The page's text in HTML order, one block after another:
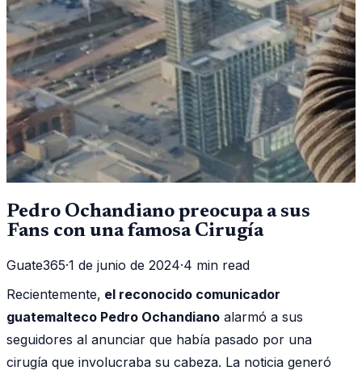
Pedro Ochandiano preocupa a sus
Fans con una famosa Cirugía
Guate365·1 de junio de 2024·4 min read
Recientemente, el reconocido comunicador
guatemalteco Pedro Ochandiano alarmó a sus
seguidores al anunciar que había pasado por una
cirugía que involucraba su cabeza. La noticia generó